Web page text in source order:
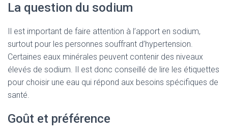
La question du sodium
Il est important de faire attention à l’apport en sodium,
surtout pour les personnes souffrant d’hypertension.
Certaines eaux minérales peuvent contenir des niveaux
élevés de sodium. Il est donc conseillé de lire les étiquettes
pour choisir une eau qui répond aux besoins spécifiques de
santé.
Goût et préférence